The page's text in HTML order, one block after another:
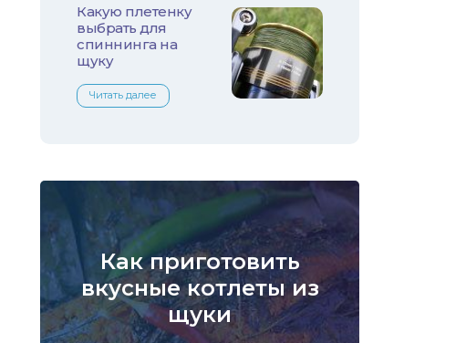
Налим
Осетр
Ротан
Уклейка
Форель
Хариус
Какую плетенку
выбрать для
спиннинга на
щуку
Читать далее
Как приготовить
вкусные котлеты из
щуки